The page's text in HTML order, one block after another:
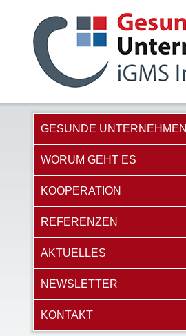
GESUNDE UNTERNEHMEN
WORUM GEHT ES
KOOPERATION
REFERENZEN
AKTUELLES
NEWSLETTER
KONTAKT